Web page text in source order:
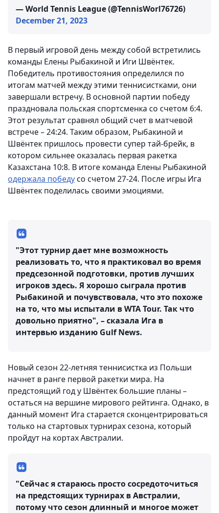
— World Tennis League (@TennisWorl76726)
December 21, 2023
В первый игровой день между собой встретились
команды Елены Рыбакиной и Иги Швёнтек.
Победитель противостояния определился по
итогам матчей между этими теннисистками, они
завершали встречу. В основной партии победу
праздновала польская спортсменка со счетом 6:4.
Этот результат сравнял общий счет в матчевой
встрече – 24:24. Таким образом, Рыбакиной и
Швёнтек пришлось провести супер тай-брейк, в
котором сильнее оказалась первая ракетка
Казахстана 10:8. В итоге команда Елены Рыбакиной
одержала победусо счетом 27-24. После игры Ига
Швёнтек поделилась своими эмоциями.
"Этот турнир дает мне возможность
реализовать то, что я практиковал во время
предсезонной подготовки, против лучших
игроков здесь. Я хорошо сыграла против
Рыбакиной и почувствовала, что это похоже
на то, что мы испытали в WTA Tour. Так что
довольно приятно", – сказала Ига в
интервью изданию Gulf News.
Новый сезон 22-летняя теннисистка из Польши
начнет в ранге первой ракетки мира. На
предстоящий год у Швёнтек большие планы –
остаться на вершине мирового рейтинга. Однако, в
данный момент Ига старается сконцентрироваться
только на стартовых турнирах сезона, который
пройдут на кортах Австралии.
"Сейчас я стараюсь просто сосредоточиться
на предстоящих турнирах в Австралии,
потому что сезон длинный и многое может